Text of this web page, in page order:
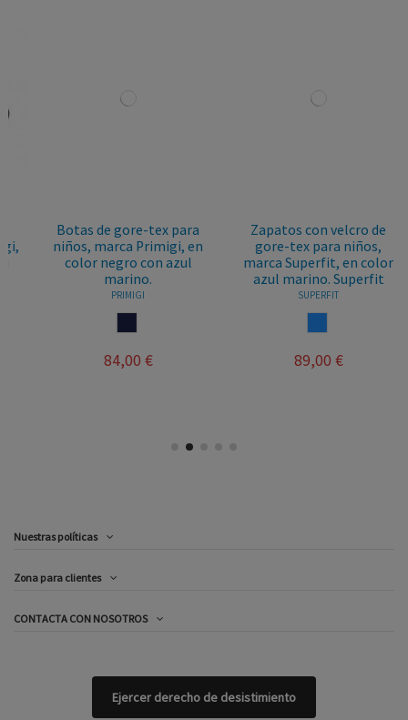
Botas de gore-tex para
niños, marca Primigi, en
color negro con azul
marino.
PRIMIGI
84,00 €
Zapatos con velcro de
gore-tex para niños,
marca Superfit, en color
azul marino. Superfit
SUPERFIT
89,00 €
Nuestras políticas
Zona para clientes
CONTACTA CON NOSOTROS
Ejercer derecho de desistimiento